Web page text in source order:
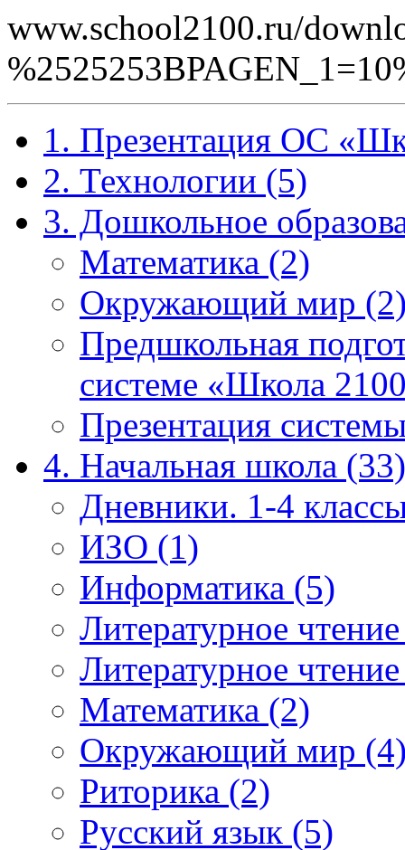
www.school2100.ru/
1. Презентация ОС
2. Технологии (5)
3. Дошкольное
Математика (2)
Окружающий мир
Предшкольная
системе «Школа
Презентация
4. Начальная школа (33)
Дневники. 1-4
ИЗО (1)
Информатика (5)
Литературное
Литературное
Математика (2)
Окружающий мир
Риторика (2)
Русский язык (5)